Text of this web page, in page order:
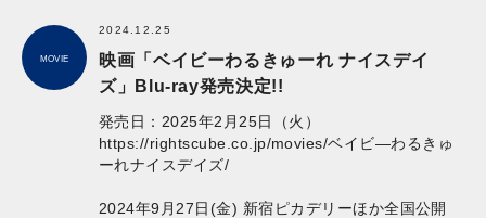
MOVIE
2024.12.25
映画「ベイビーわるきゅーれ ナイスデイ
ズ」Blu-ray発売決定!!
発売日：2025年2月25日（火）
https://rightscube.co.jp/movies/ベイビ―わるきゅ
ーれナイスデイズ/
2024年9月27日(金) 新宿ピカデリーほか全国公開